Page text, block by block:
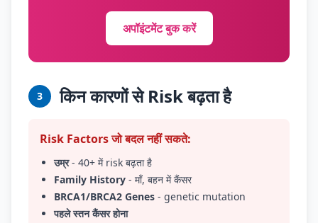
अपॉइंटमेंट बुक करें
3 किन कारणों से Risk बढ़ता है
Risk Factors जो बदल नहीं सकते:
उम्र- 40+ में risk बढ़ता है
Family History - माँ, बहन में कैंसर
BRCA1/BRCA2 Genes - genetic mutation
पहले स्तन कैंसर होना